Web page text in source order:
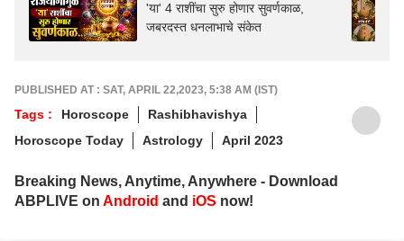
'या' 4 राशींचा सुरु होणार सुवर्णकाळ,
जबरदस्त धनलाभाचे संकेत
PUBLISHED AT : SAT, APRIL 22,2023, 5:38 AM (IST)
Tags : Horoscope
Rashibhavishya
Horoscope Today
Astrology April 2023
Breaking News, Anytime, Anywhere - Download
ABPLIVE on Android and iOS now!